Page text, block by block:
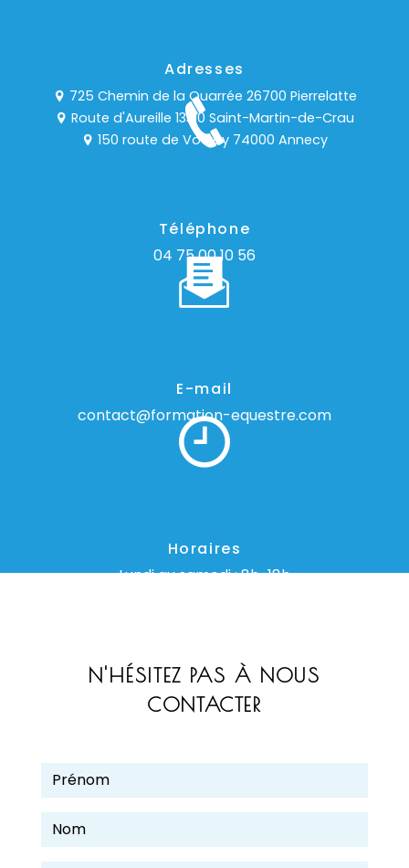
Adresses
725 Chemin de la Quarrée 26700 Pierrelatte
Route d'Aureille 13310 Saint-Martin-de-Crau
150 route de Vovray 74000 Annecy
Téléphone
04 75 00 10 56
E-mail
contact@formation-equestre.com
Horaires
Lundi au samedi : 8h-18h
N'HÉSITEZ PAS À NOUS
CONTACTER